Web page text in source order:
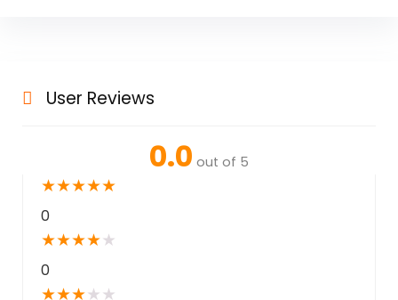
User Reviews
0.0 out of 5
★★★★★
0
★★★★★
0
★★★★ ★